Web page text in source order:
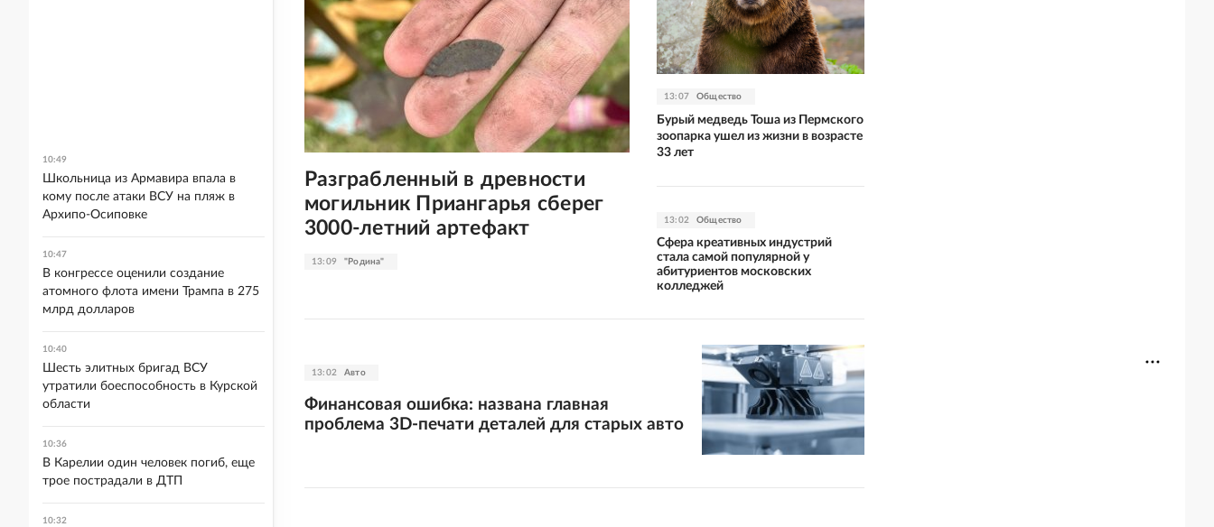
13:09 "Родина"
Разграбленный в древности
могильник Приангарья сберег
3000-летний артефакт
13:07 Общество
Бурый медведь Тоша из Пермского
зоопарка ушел из жизни в возрасте
33 лет
13:02 Общество
Сфера креативных индустрий
стала самой популярной у
абитуриентов московских
колледжей
13:02 Авто
Финансовая ошибка: названа главная
проблема 3D-печати деталей для старых авто
10:49
Школьница из Армавира впала в
кому после атаки ВСУ на пляж в
Архипо-Осиповке
10:47
В конгрессе оценили создание
атомного флота имени Трампа в 275
млрд долларов
10:40
Шесть элитных бригад ВСУ
утратили боеспособность в Курской
области
10:36
В Карелии один человек погиб, еще
трое пострадали в ДТП
10:32